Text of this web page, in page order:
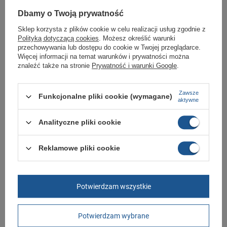
Twojej rodziny.
Kupując w naszym sklepie internetowym masz gwarancję, że towar jest
oryginalny i pochodzi z oficjalnej sieci dystrybucyjnej.
W ciągu 30 dni możesz dokonać zwrotu bądź wymiany towaru bez
podania przyczyny.
Marka Aku
Symbol 528 734
Gwarancja
Kolor czarny
Długość towaru w
centymetrach
Więcej
30
Szerokość towaru w
20
Dbamy o Twoją prywatność
Sklep korzysta z plików cookie w celu realizacji usług zgodnie z
Polityką dotyczącą cookies. Możesz określić warunki
przechowywania lub dostępu do cookie w Twojej przeglądarce.
Więcej informacji na temat warunków i prywatności można
znaleźć także na stronie Prywatność i warunki Google.
Funkcjonalne pliki cookie (wymagane)
Zawsze
aktywne
Analityczne pliki cookie
Reklamowe pliki cookie
Potwierdzam wybrane
Potwierdzam wszystkie